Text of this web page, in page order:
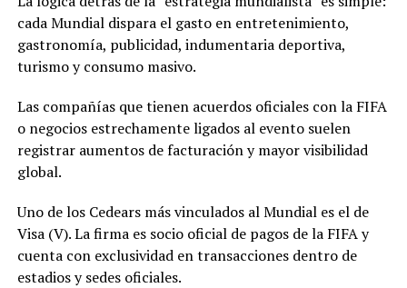
cada Mundial dispara el gasto en entretenimiento,
gastronomía, publicidad, indumentaria deportiva,
turismo y consumo masivo.
Las compañías que tienen acuerdos oficiales con la FIFA
o negocios estrechamente ligados al evento suelen
registrar aumentos de facturación y mayor visibilidad
global.
Uno de los Cedears más vinculados al Mundial es el de
Visa (V). La firma es socio oficial de pagos de la FIFA y
cuenta con exclusividad en transacciones dentro de
estadios y sedes oficiales.